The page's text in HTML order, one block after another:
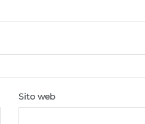
Sito web